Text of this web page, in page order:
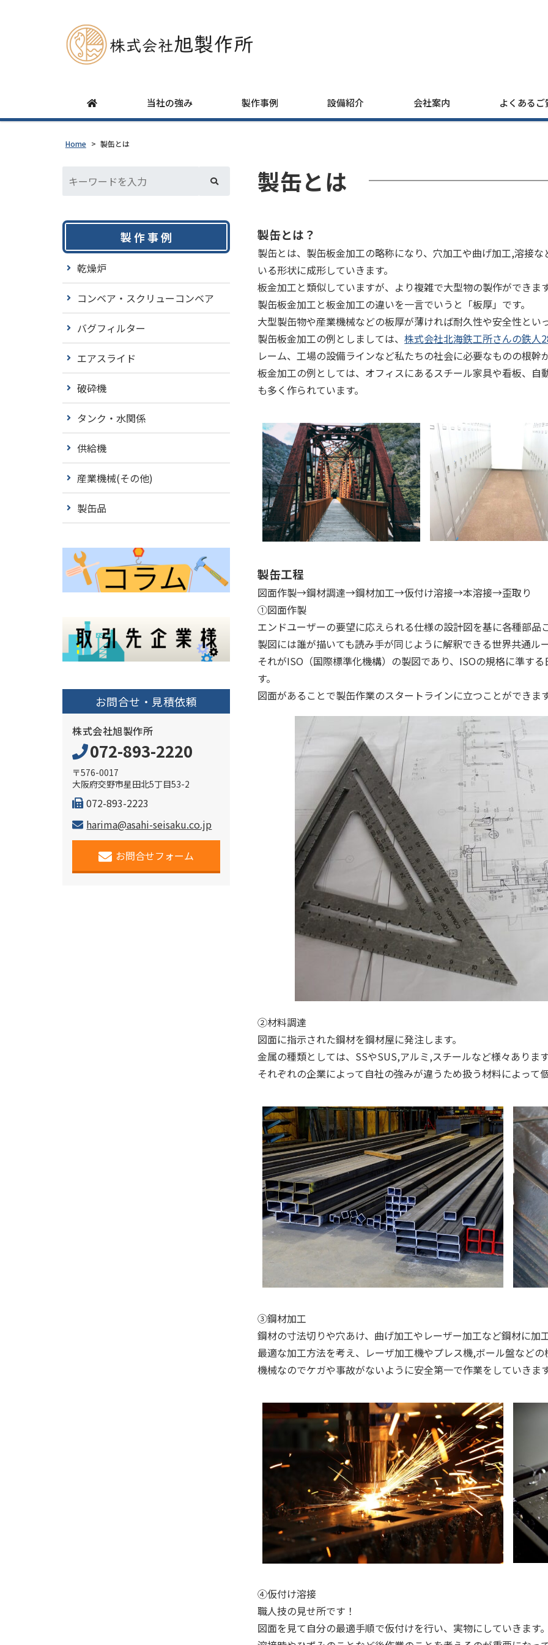
当社の強み 製作事例 設備紹介 会社案内 よくあるご
Home > 製缶とは
製缶とは
製缶とは？
製缶とは、製缶板金加工の略称になり、穴加工や曲げ加工,溶接
いる形状に成形していきます。
板金加工と類似していますが、より複雑で大型物の製作ができま
製缶板金加工と板金加工の違いを一言でいうと「板厚」です。
大型製缶物や産業機械などの板厚が薄ければ耐久性や安全性とい
製缶板金加工の例としましては、株式会社北海鉄工所さんの鉄人
レーム、工場の設備ラインなど私たちの社会に必要なものの根幹
板金加工の例としては、オフィスにあるスチール家具や看板、
も多く作られています。
製缶工程
図面作製→鋼材調達→鋼材加工→仮付け溶接→本溶接→歪取り
①図面作製
エンドユーザーの要望に応えられる仕様の設計図を基に各種部品
製図には誰が描いても読み手が同じように解釈できる世界共通ル
それがISO（国際標準化機構）の製図であり、ISOの規格に準す
す。
図面があることで製缶作業のスタートラインに立つことができま
②材料調達
図面に指示された鋼材を鋼材屋に発注します。
金属の種類としては、SSやSUS,アルミ,スチールなど様々ありま
それぞれの企業によって自社の強みが違うため扱う材料によって
③鋼材加工
鋼材の寸法切りや穴あけ、曲げ加工やレーザー加工など鋼材に加
最適な加工方法を考え、レーザ加工機やプレス機,ボール盤など
機械なのでケガや事故がないように安全第一で作業をしていきま
④仮付け溶接
職人技の見せ所です！
図面を見て自分の最適手順で仮付けを行い、実物にしていきます
製 作 事 例
乾燥炉
コンベア・スクリューコンベア
バグフィルター
エアスライド
破砕機
タンク・水関係
供給機
産業機械(その他)
製缶品
お問合せ・見積依頼
株式会社旭製作所
072-893-2220
〒576-0017
大阪府交野市星田北5丁目53-2
072-893-2223
harima@asahi-seisaku.co.jp
お問合せフォーム